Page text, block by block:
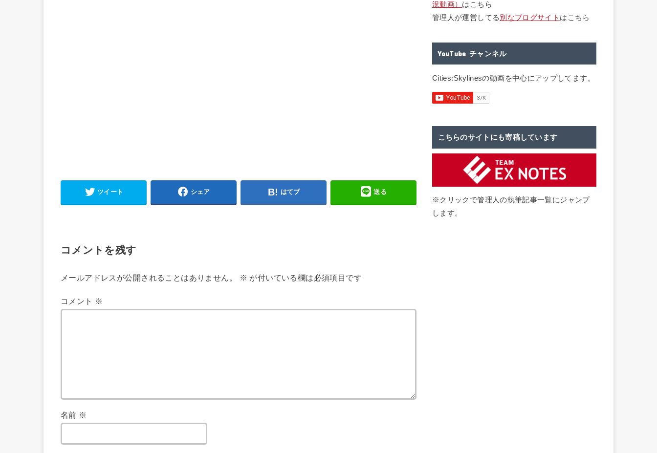
ツイート シェア はてブ 送る
コメントを残す
メールアドレスが公開されることはありません。 ※ が付いている欄は必須項目です
コメント ※
名前 ※
況動画） はこちら
管理人が運営してる別なブログサイト はこちら
YouTube チャンネル
Cities:Skylinesの動画を中心にアップしてます。
こちらのサイトにも寄稿しています
※クリックで管理人の執筆記事一覧にジャンプ
します。